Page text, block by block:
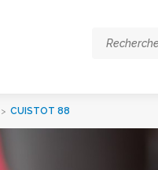
> CUISTOT 88